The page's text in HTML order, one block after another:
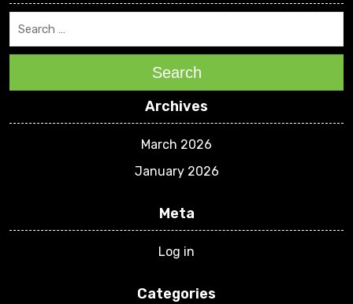
Search
Archives
March 2026
January 2026
Meta
Log in
Categories